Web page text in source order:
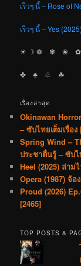
เร็วๆ นี้ – Rose of
เร็วๆ นี้ – Yes (2025)
☀︎ ☽ ❁ ✾ ❀ ✿
✤ ♣︎ ♧ ☘︎
เรื่องล่าสุด
Okinawan
– ซับไทยเต็มเรื่อง
Spring Wind –
ประชาตื่นรู้ – ซับไ
Heel (2025) ล่าม
Opera (1987) จ้อ
Proud (2026)
[2465]
TOP POSTS &